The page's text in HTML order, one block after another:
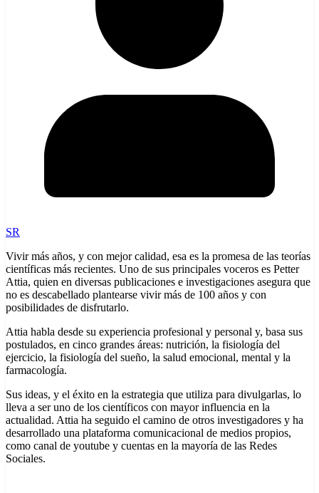
SR
Vivir más años, y con mejor calidad, esa es la promesa de las teorías
científicas más recientes. Uno de sus principales voceros es Petter
Attia, quien en diversas publicaciones e investigaciones asegura que
no es descabellado plantearse vivir más de 100 años y con
posibilidades de disfrutarlo.
Attia habla desde su experiencia profesional y personal y, basa sus
postulados, en cinco grandes áreas: nutrición, la fisiología del
ejercicio, la fisiología del sueño, la salud emocional, mental y la
farmacología.
Sus ideas, y el éxito en la estrategia que utiliza para divulgarlas, lo
lleva a ser uno de los científicos con mayor influencia en la
actualidad. Attia ha seguido el camino de otros investigadores y ha
desarrollado una plataforma comunicacional de medios propios,
como canal de youtube y cuentas en la mayoría de las Redes
Sociales.